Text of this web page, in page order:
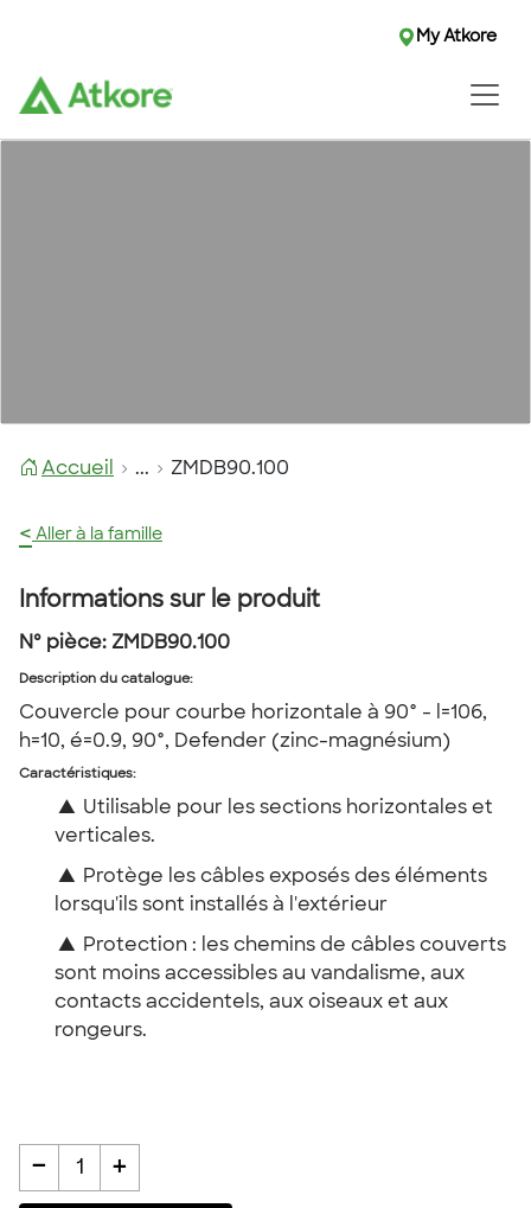
My Atkore
Accueil ... ZMDB90.100
< Aller à la famille
Informations sur le produit
Nº pièce: ZMDB90.100
Description du catalogue:
Couvercle pour courbe horizontale à 90° - l=106,
h=10, é=0.9, 90°, Defender (zinc-magnésium)
Caractéristiques:
▲ Utilisable pour les sections horizontales et
verticales.
▲ Protège les câbles exposés des éléments
lorsqu'ils sont installés à l'extérieur
▲ Protection : les chemins de câbles couverts
sont moins accessibles au vandalisme, aux
contacts accidentels, aux oiseaux et aux
rongeurs.
- 1 +